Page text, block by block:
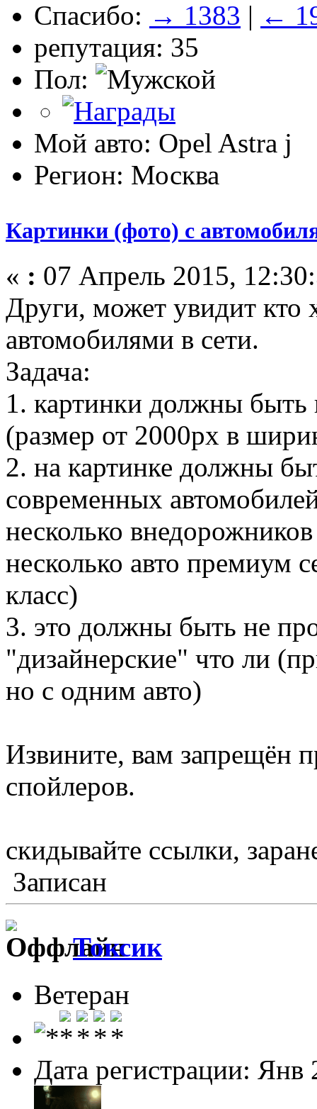
Спасибо: → 1383 | ←
репутация: 35
Пол:
Мой авто: Opel Astra j
Регион: Москва
Картинки (фото) с
« : 07 Апрель 2015,
Други, может увидит кто
автомобилями в сети.
Задача:
1. картинки должны
(размер от 2000px в
2. на картинке должны
современных
несколько
несколько авто премиум
класс)
3. это должны быть не
"дизайнерские" что ли
но с одним авто)
Извините, вам запрещён
спойлеров.
скидывайте ссылки,
Записан
Токсик
Ветеран
Дата регистрации: Янв